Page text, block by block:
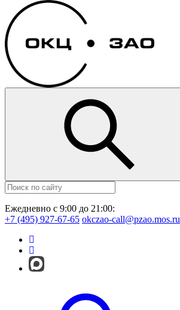
Ежедневно с 9:00 до 21:00:
+7 (495) 927-67-65 okczao-call@pzao.mos.ru